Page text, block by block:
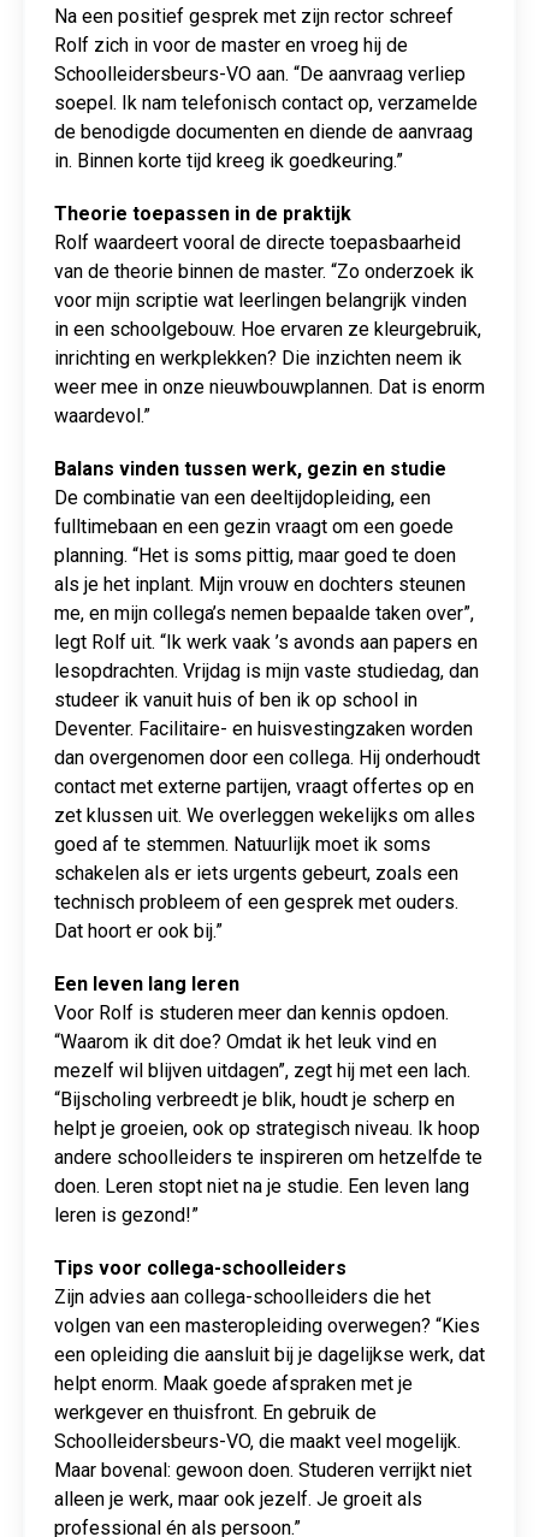
Na een positief gesprek met zijn rector schreef
Rolf zich in voor de master en vroeg hij de
Schoolleidersbeurs-VO aan. “De aanvraag verliep
soepel. Ik nam telefonisch contact op, verzamelde
de benodigde documenten en diende de aanvraag
in. Binnen korte tijd kreeg ik goedkeuring.”
Theorie toepassen in de praktijk
Rolf waardeert vooral de directe toepasbaarheid
van de theorie binnen de master. “Zo onderzoek ik
voor mijn scriptie wat leerlingen belangrijk vinden
in een schoolgebouw. Hoe ervaren ze kleurgebruik,
inrichting en werkplekken? Die inzichten neem ik
weer mee in onze nieuwbouwplannen. Dat is enorm
waardevol.”
Balans vinden tussen werk, gezin en studie
De combinatie van een deeltijdopleiding, een
fulltimebaan en een gezin vraagt om een goede
planning. “Het is soms pittig, maar goed te doen
als je het inplant. Mijn vrouw en dochters steunen
me, en mijn collega’s nemen bepaalde taken over”,
legt Rolf uit. “Ik werk vaak ’s avonds aan papers en
lesopdrachten. Vrijdag is mijn vaste studiedag, dan
studeer ik vanuit huis of ben ik op school in
Deventer. Facilitaire- en huisvestingzaken worden
dan overgenomen door een collega. Hij onderhoudt
contact met externe partijen, vraagt offertes op en
zet klussen uit. We overleggen wekelijks om alles
goed af te stemmen. Natuurlijk moet ik soms
schakelen als er iets urgents gebeurt, zoals een
technisch probleem of een gesprek met ouders.
Dat hoort er ook bij.”
Een leven lang leren
Voor Rolf is studeren meer dan kennis opdoen.
“Waarom ik dit doe? Omdat ik het leuk vind en
mezelf wil blijven uitdagen”, zegt hij met een lach.
“Bijscholing verbreedt je blik, houdt je scherp en
helpt je groeien, ook op strategisch niveau. Ik hoop
andere schoolleiders te inspireren om hetzelfde te
doen. Leren stopt niet na je studie. Een leven lang
leren is gezond!”
Tips voor collega-schoolleiders
Zijn advies aan collega-schoolleiders die het
volgen van een masteropleiding overwegen? “Kies
een opleiding die aansluit bij je dagelijkse werk, dat
helpt enorm. Maak goede afspraken met je
werkgever en thuisfront. En gebruik de
Schoolleidersbeurs-VO, die maakt veel mogelijk.
Maar bovenal: gewoon doen. Studeren verrijkt niet
alleen je werk, maar ook jezelf. Je groeit als
professional én als persoon.”